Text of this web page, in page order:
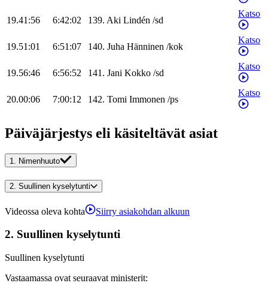
19.41:56 6:42:02 139. Aki Lindén /sd
Katso
19.51:01 6:51:07 140. Juha Hänninen /kok
Katso
19.56:46 6:56:52 141. Jani Kokko /sd
Katso
20.00:06 7:00:12 142. Tomi Immonen /ps
Katso
Päiväjärjestys eli käsiteltävät asiat
1. Nimenhuuto
2. Suullinen kyselytunti
Videossa oleva kohta Siirry asiakohdan alkuun
2. Suullinen kyselytunti
Suullinen kyselytunti
Vastaamassa ovat seuraavat ministerit: